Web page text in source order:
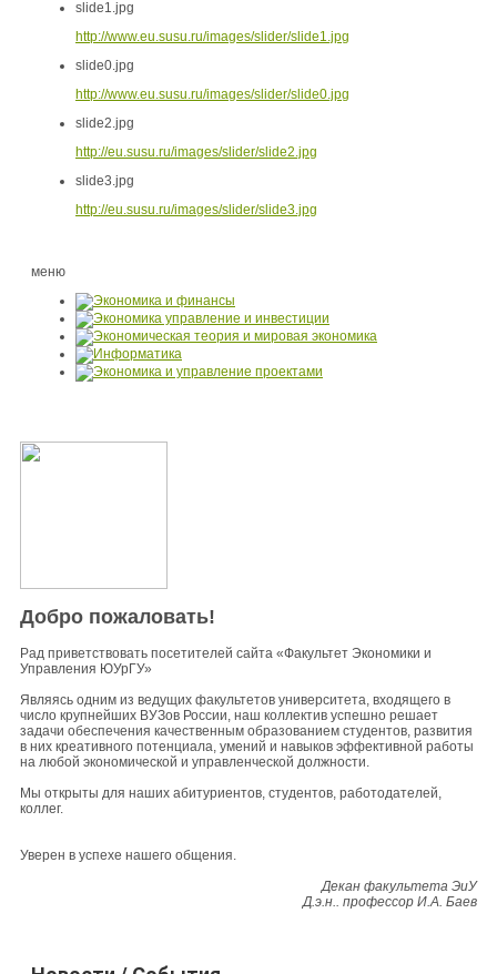
slide1.jpg
http://www.eu.susu.ru/images/slider/slide1.jpg
slide0.jpg
http://www.eu.susu.ru/images/slider/slide0.jpg
slide2.jpg
http://eu.susu.ru/images/slider/slide2.jpg
slide3.jpg
http://eu.susu.ru/images/slider/slide3.jpg
меню
Добро пожаловать!
Рад приветствовать посетителей сайта «Факультет Экономики и
Управления ЮУрГУ»
Являясь одним из ведущих факультетов университета, входящего в
число крупнейших ВУЗов России, наш коллектив успешно решает
задачи обеспечения качественным образованием студентов, развития
в них креативного потенциала, умений и навыков эффективной работы
на любой экономической и управленческой должности.
Мы открыты для наших абитуриентов, студентов, работодателей,
коллег.
Уверен в успехе нашего общения.
Декан факультета ЭиУ
Д.э.н.. профессор И.А. Баев